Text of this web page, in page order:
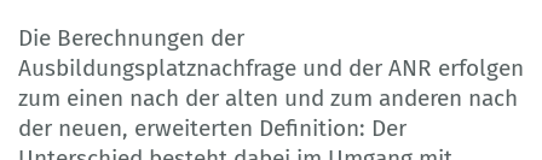
Die Berechnungen der
Ausbildungsplatznachfrage und der ANR erfolgen
zum einen nach der alten und zum anderen nach
der neuen, erweiterten Definition: Der